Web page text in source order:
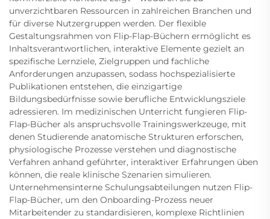
unverzichtbaren Ressourcen in zahlreichen Branchen und
für diverse Nutzergruppen werden. Der flexible
Gestaltungsrahmen von Flip-Flap-Büchern ermöglicht es
Inhaltsverantwortlichen, interaktive Elemente gezielt an
spezifische Lernziele, Zielgruppen und fachliche
Anforderungen anzupassen, sodass hochspezialisierte
Publikationen entstehen, die einzigartige
Bildungsbedürfnisse sowie berufliche Entwicklungsziele
adressieren. Im medizinischen Unterricht fungieren Flip-
Flap-Bücher als anspruchsvolle Trainingswerkzeuge, mit
denen Studierende anatomische Strukturen erforschen,
physiologische Prozesse verstehen und diagnostische
Verfahren anhand geführter, interaktiver Erfahrungen üben
können, die reale klinische Szenarien simulieren.
Unternehmensinterne Schulungsabteilungen nutzen Flip-
Flap-Bücher, um den Onboarding-Prozess neuer
Mitarbeitender zu standardisieren, komplexe Richtlinien